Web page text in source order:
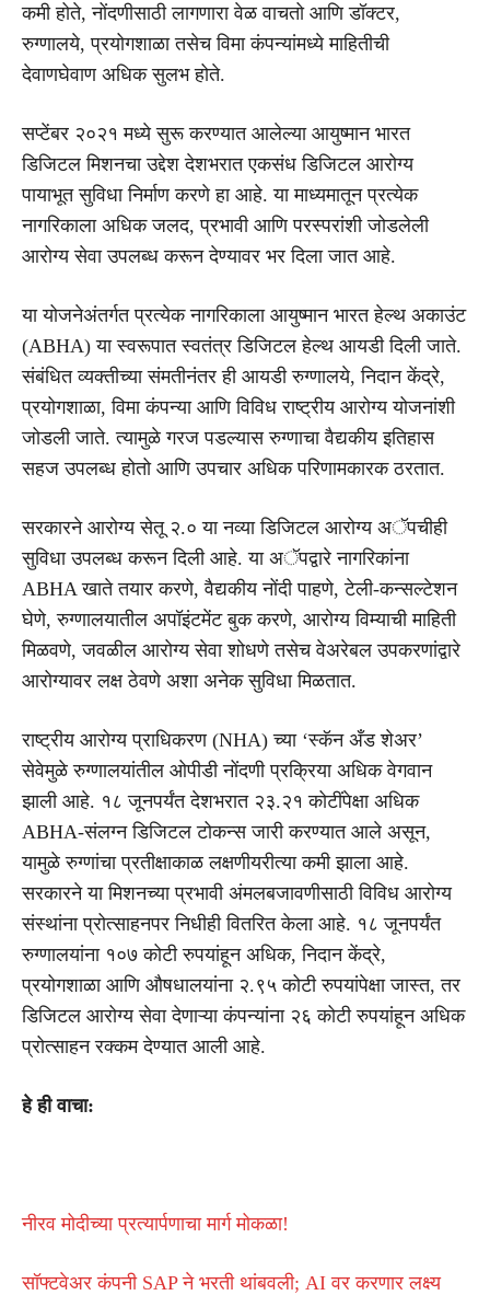
कमी होते, नोंदणीसाठी लागणारा वेळ वाचतो आणि डॉक्टर,
रुग्णालये, प्रयोगशाळा तसेच विमा कंपन्यांमध्ये माहितीची
देवाणघेवाण अधिक सुलभ होते.
सप्टेंबर २०२१ मध्ये सुरू करण्यात आलेल्या आयुष्मान भारत
डिजिटल मिशनचा उद्देश देशभरात एकसंध डिजिटल आरोग्य
पायाभूत सुविधा निर्माण करणे हा आहे. या माध्यमातून प्रत्येक
नागरिकाला अधिक जलद, प्रभावी आणि परस्परांशी जोडलेली
आरोग्य सेवा उपलब्ध करून देण्यावर भर दिला जात आहे.
या योजनेअंतर्गत प्रत्येक नागरिकाला आयुष्मान भारत हेल्थ अकाउंट
(ABHA) या स्वरूपात स्वतंत्र डिजिटल हेल्थ आयडी दिली जाते.
संबंधित व्यक्तीच्या संमतीनंतर ही आयडी रुग्णालये, निदान केंद्रे,
प्रयोगशाळा, विमा कंपन्या आणि विविध राष्ट्रीय आरोग्य योजनांशी
जोडली जाते. त्यामुळे गरज पडल्यास रुग्णाचा वैद्यकीय इतिहास
सहज उपलब्ध होतो आणि उपचार अधिक परिणामकारक ठरतात.
सरकारने आरोग्य सेतू २.० या नव्या डिजिटल आरोग्य अॅपचीही
सुविधा उपलब्ध करून दिली आहे. या अॅपद्वारे नागरिकांना
ABHA खाते तयार करणे, वैद्यकीय नोंदी पाहणे, टेली-कन्सल्टेशन
घेणे, रुग्णालयातील अपॉइंटमेंट बुक करणे, आरोग्य विम्याची माहिती
मिळवणे, जवळील आरोग्य सेवा शोधणे तसेच वेअरेबल उपकरणांद्वारे
आरोग्यावर लक्ष ठेवणे अशा अनेक सुविधा मिळतात.
राष्ट्रीय आरोग्य प्राधिकरण (NHA) च्या ‘स्कॅन अँड शेअर’
सेवेमुळे रुग्णालयांतील ओपीडी नोंदणी प्रक्रिया अधिक वेगवान
झाली आहे. १८ जूनपर्यंत देशभरात २३.२१ कोटींपेक्षा अधिक
ABHA-संलग्न डिजिटल टोकन्स जारी करण्यात आले असून,
यामुळे रुग्णांचा प्रतीक्षाकाळ लक्षणीयरीत्या कमी झाला आहे.
सरकारने या मिशनच्या प्रभावी अंमलबजावणीसाठी विविध आरोग्य
संस्थांना प्रोत्साहनपर निधीही वितरित केला आहे. १८ जूनपर्यंत
रुग्णालयांना १०७ कोटी रुपयांहून अधिक, निदान केंद्रे,
प्रयोगशाळा आणि औषधालयांना २.९५ कोटी रुपयांपेक्षा जास्त, तर
डिजिटल आरोग्य सेवा देणाऱ्या कंपन्यांना २६ कोटी रुपयांहून अधिक
प्रोत्साहन रक्कम देण्यात आली आहे.
हे ही वाचा:
नीरव मोदीच्या प्रत्यार्पणाचा मार्ग मोकळा!
सॉफ्टवेअर कंपनी SAP ने भरती थांबवली; AI वर करणार लक्ष्य